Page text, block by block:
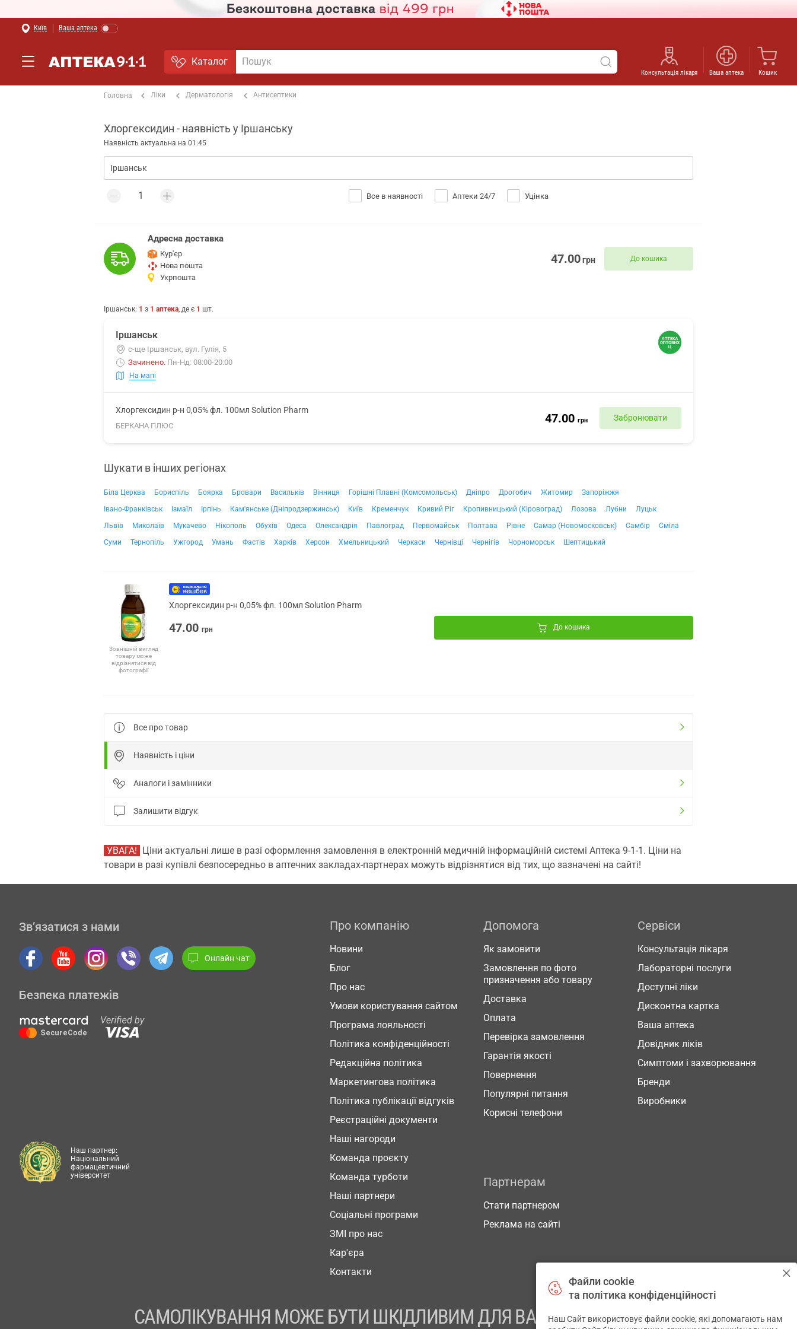
Київ Ваша аптека
Каталог
Консультація лікаря Ваша аптека Кошик
Головна Ліки Дерматологія Антисептики
Хлоргексидин - наявність у Іршанську
Наявність актуальна на 01:45
Все в наявності Аптеки 24/7 Уцінка
Адресна доставка
Кур'єр
Нова пошта
Укрпошта
47.00грн До кошика
Іршанськ: 1 з 1 аптека, де є 1 шт.
Іршанськ
с-ще Іршанськ, вул. Гулія, 5
Зачинено. Пн-Нд: 08:00-20:00
На мапі
Хлоргексидин р-н 0,05% фл. 100мл Solution Pharm
БЕРКАНА ПЛЮС
47.00 грн Забронювати
Шукати в інших регіонах
Біла Церква Бориспіль Боярка Бровари Васильків Вінниця Горішні Плавні (Комсомольськ) Дніпро Дрогобич Житомир
Запоріжжя
Івано-Франківськ
Ізмаїл Ірпінь Кам'янське (Дніпродзержинськ) Київ Кременчук Кривий Ріг Кропивницький (Кіровоград) Лозова Лубни
Луцьк
Львів
Миколаїв Мукачево Нікополь Обухів Одеса Олександрія Павлоград Первомайськ Полтава Рівне Самар (Новомосковськ) Самбір
Сміла
Суми
Тернопіль Ужгород Умань Фастів Харків Херсон Хмельницький Черкаси Чернівці Чернігів Чорноморськ Шептицький
Зовнішній вигляд
товару може
відрізнятися від
фотографії
Хлоргексидин р-н 0,05% фл. 100мл Solution Pharm
47.00 грн До кошика
Все про товар
Наявність і ціни
Аналоги і замінники
Залишити відгук
УВАГА! Ціни актуальні лише в разі оформлення замовлення в електронній медичній інформаційній системі Аптека 9-1-1. Ціни на
товари в разі купівлі безпосередньо в аптечних закладах-партнерах можуть відрізнятися від тих, що зазначені на сайті!
Зв’язатися з нами
Онлайн чат
Безпека платежів
Про компанію
Новини
Блог
Про нас
Умови користування сайтом
Програма лояльності
Політика конфіденційності
Редакційна політика
Маркетингова політика
Політика публікації відгуків
Реєстраційні документи
Наші нагороди
Команда проєкту
Команда турботи
Наші партнери
Соціальні програми
ЗМІ про нас
Кар'єра
Контакти
Допомога
Як замовити
Замовлення по фото
призначення або товару
Доставка
Оплата
Перевірка замовлення
Гарантія якості
Повернення
Популярні питання
Корисні телефони
Сервіси
Консультація лікаря
Лабораторні послуги
Доступні ліки
Дисконтна картка
Ваша аптека
Довідник ліків
Симптоми і захворювання
Бренди
Виробники
Партнерам
Стати партнером
Реклама на сайті
Наш партнер:
Національний
фармацевтичний
університет
САМОЛІКУВАННЯ МОЖЕ БУТИ ШКІДЛИВИМ ДЛЯ ВАШОГО ЗДОРОВ’Я
Файли cookie
та політика конфіденційності
Наш Сайт використовує файли cookie, які допомагають нам